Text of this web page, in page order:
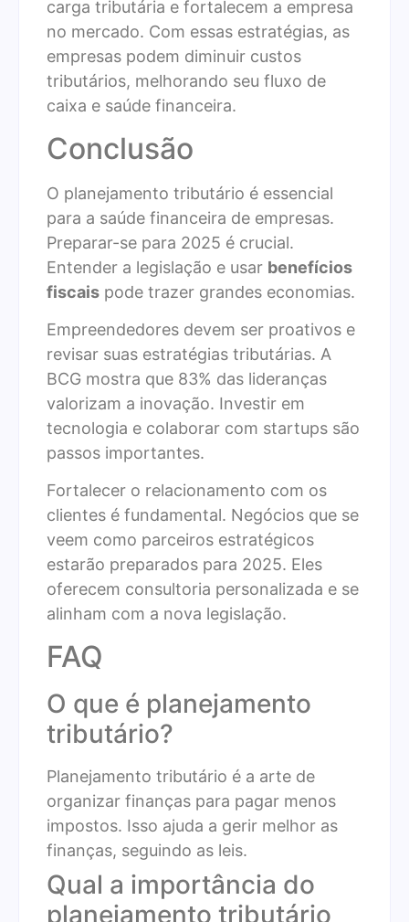
carga tributária e fortalecem a empresa
no mercado. Com essas estratégias, as
empresas podem diminuir custos
tributários, melhorando seu fluxo de
caixa e saúde financeira.
Conclusão
O planejamento tributário é essencial
para a saúde financeira de empresas.
Preparar-se para 2025 é crucial.
Entender a legislação e usar benefícios
fiscais pode trazer grandes economias.
Empreendedores devem ser proativos e
revisar suas estratégias tributárias. A
BCG mostra que 83% das lideranças
valorizam a inovação. Investir em
tecnologia e colaborar com startups são
passos importantes.
Fortalecer o relacionamento com os
clientes é fundamental. Negócios que se
veem como parceiros estratégicos
estarão preparados para 2025. Eles
oferecem consultoria personalizada e se
alinham com a nova legislação.
FAQ
O que é planejamento
tributário?
Planejamento tributário é a arte de
organizar finanças para pagar menos
impostos. Isso ajuda a gerir melhor as
finanças, seguindo as leis.
Qual a importância do
planejamento tributário